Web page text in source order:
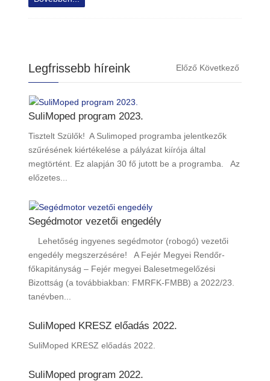
Legfrissebb híreink Előző Következő
SuliMoped program 2023.
Tisztelt Szülők! A Sulimoped programba jelentkezők
szűrésének kiértékelése a pályázat kiírója által
megtörtént. Ez alapján 30 fő jutott be a programba. Az
előzetes...
Segédmotor vezetői engedély
Lehetőség ingyenes segédmotor (robogó) vezetői
engedély megszerzésére! A Fejér Megyei Rendőr-
főkapitányság – Fejér megyei Balesetmegelőzési
Bizottság (a továbbiakban: FMRFK-FMBB) a 2022/23.
tanévben...
SuliMoped KRESZ előadás 2022.
SuliMoped KRESZ előadás 2022.
SuliMoped program 2022.